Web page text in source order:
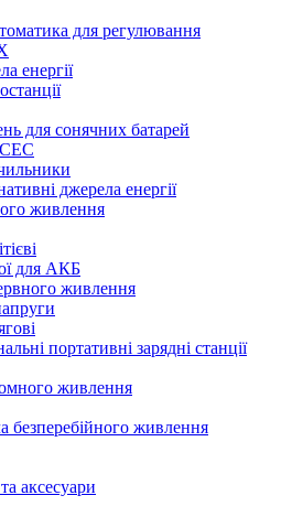
для регулювання
енергії
для сонячних батарей
СЕС
джерела енергії
живлення
для АКБ
живлення
портативні зарядні станції
живлення
безперебійного живлення
аксесуари